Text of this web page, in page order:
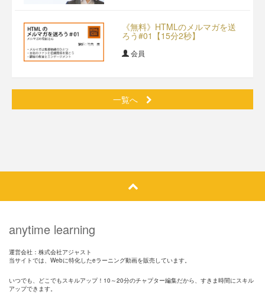
《無料》HTMLのメルマガを送
ろう#01【15分2秒】
会員
一覧へ
anytime learning
運営会社：株式会社アジャスト
当サイトでは、Webに特化したeラーニング動画を販売しています。
いつでも、どこでもスキルアップ！10～20分のチャプター編集だから、すきま時間にスキル
アップできます。